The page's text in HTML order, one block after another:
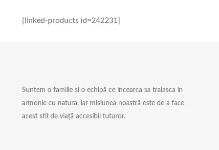
[linked-products id=242231]
Suntem o familie și o echipă ce incearca sa traiasca in
armonie cu natura, iar misiunea noastră este de a face
acest stil de viață accesibil tuturor.